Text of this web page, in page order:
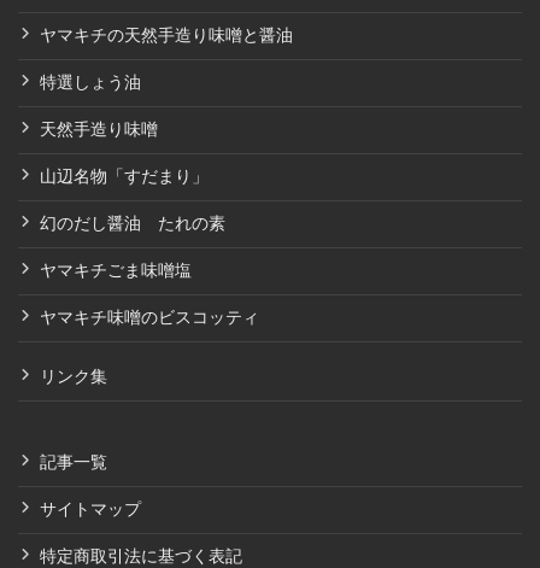
ヤマキチの天然手造り味噌と醤油
特選しょう油
天然手造り味噌
山辺名物「すだまり」
幻のだし醤油 たれの素
ヤマキチごま味噌塩
ヤマキチ味噌のビスコッティ
リンク集
記事一覧
サイトマップ
特定商取引法に基づく表記